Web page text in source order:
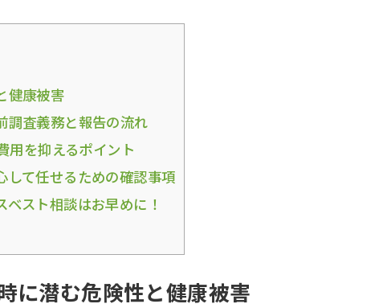
健康被害
調査義務と報告の流れ
用を抑えるポイント
して任せるための確認事項
スト相談はお早めに！
に潜む危険性と健康被害